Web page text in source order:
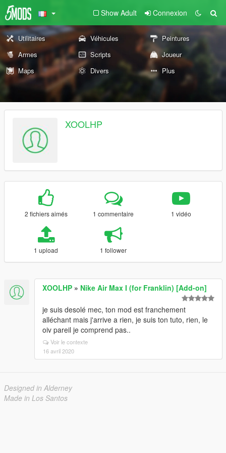
Show Adult Connexion
Utilitaires Véhicules
Peintures
Armes
Scripts
Joueur
Maps
Divers Plus
XOOLHP
2 fichiers aimés 1 commentaire 1 vidéo
1 upload 1 follower
XOOLHP » Nike Air Max I (for Franklin) [Add-on]
je suis desolé mec, ton mod est franchement
alléchant mais j'arrive a rien, je suis ton tuto, rien, le
oiv pareil je comprend pas..
Voir le contexte
16 avril 2020
Designed in Alderney
Made in Los Santos